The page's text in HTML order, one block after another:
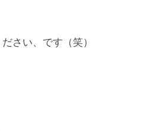
さい、です（笑）